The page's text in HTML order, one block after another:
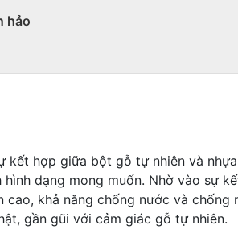
hảo
hợp giữa bột gỗ tự nhiên và
dạng mong muốn. Nhờ vào sự
khả năng chống nước và
gần gũi với cảm giác gỗ tự nhiên.